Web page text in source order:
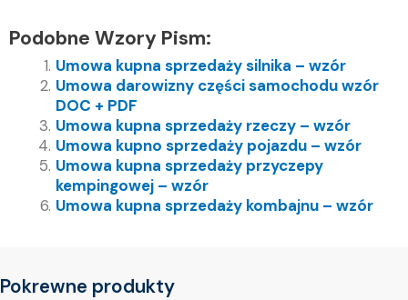
Podobne Wzory Pism:
Umowa kupna sprzedaży silnika – wzór
Umowa darowizny części samochodu wzór
DOC + PDF
Umowa kupna sprzedaży rzeczy – wzór
Umowa kupno sprzedaży pojazdu – wzór
Umowa kupna sprzedaży przyczepy
kempingowej – wzór
Umowa kupna sprzedaży kombajnu – wzór
Pokrewne produkty